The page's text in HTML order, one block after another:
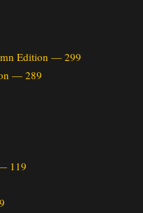
Edition — 299
— 289
119